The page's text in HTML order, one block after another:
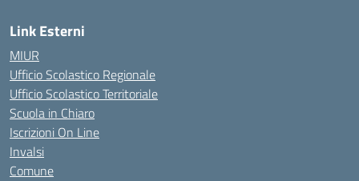
Link Esterni
MIUR
Ufficio Scolastico Regionale
Ufficio Scolastico Territoriale
Scuola in Chiaro
Iscrizioni On Line
Invalsi
Comune